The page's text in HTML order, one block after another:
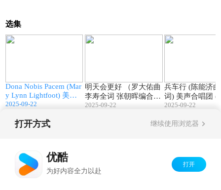
选集
Dona Nobis Pacem (Mar
y Lynn Lightfoot) 美声
合唱团 (香港) 指挥: 张
2025-09-22
明天会更好 （罗大佑曲
李寿全词 张朝晖编合
唱） 美声合唱团,温馨
2025-09-22
兵车行 (陈能济曲 杜甫
词) 美声合唱团 (指挥:
张朝晖)
2025-09-22
打开方式 继续使用浏览器
优酷
为好内容全力以赴
打开